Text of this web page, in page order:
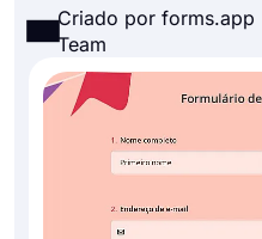
Criado por forms.app
Team